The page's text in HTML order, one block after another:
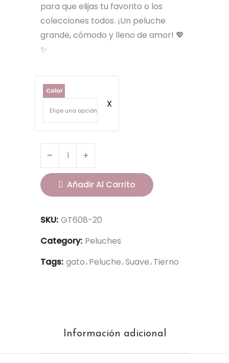
para que elijas tu favorito o los
colecciones todos. ¡Un peluche
grande, cómodo y lleno de amor! 💖
✨
Color
Añadir Al Carrito
SKU: GT608-20
Category: Peluches
Tags: gato Peluche Suave Tierno
Información adicional